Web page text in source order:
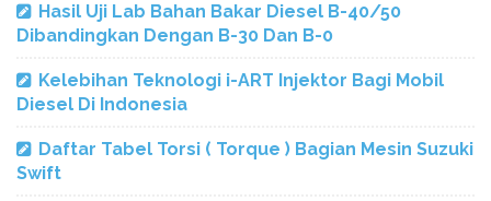
Hasil Uji Lab Bahan Bakar Diesel B-40/50
Dibandingkan Dengan B-30 Dan B-0
Kelebihan Teknologi i-ART Injektor Bagi Mobil
Diesel Di Indonesia
Daftar Tabel Torsi ( Torque ) Bagian Mesin Suzuki
Swift